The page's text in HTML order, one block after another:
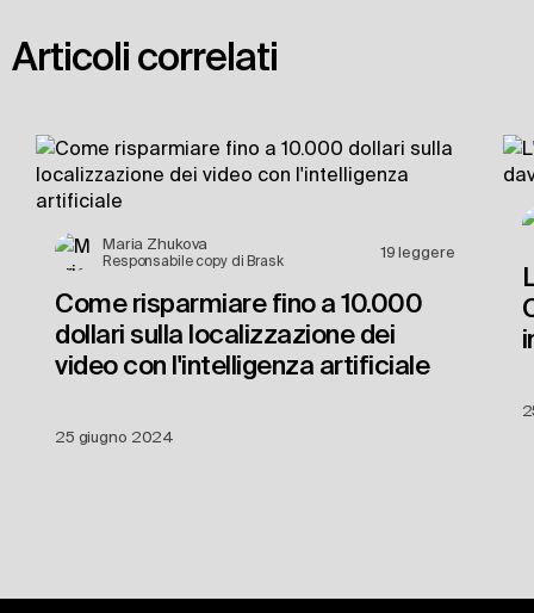
Articoli correlati
Maria Zhukova
Responsabile copy di Brask 19 leggere
Come risparmiare fino a 10.000
dollari sulla localizzazione dei
video con l'intelligenza artificiale
25 giugno 2024